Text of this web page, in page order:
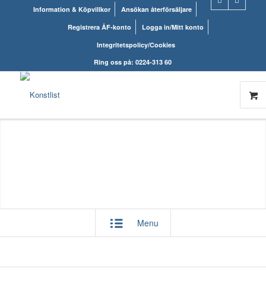
Information & Köpvillkor
Ansökan återförsäljare
Registrera ÅF-konto
Logga in/Mitt konto
Integritetspolicy/Cookies
Ring oss på: 0224-313 60
Menu